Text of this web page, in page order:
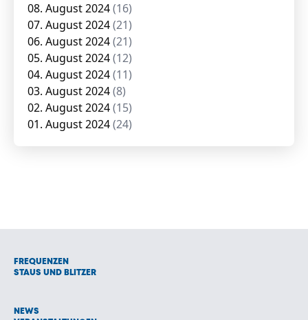
08. August 2024(16)
07. August 2024(21)
06. August 2024(21)
05. August 2024(12)
04. August 2024(11)
03. August 2024(8)
02. August 2024(15)
01. August 2024(24)
FREQUENZEN
STAUS UND BLITZER
NEWS